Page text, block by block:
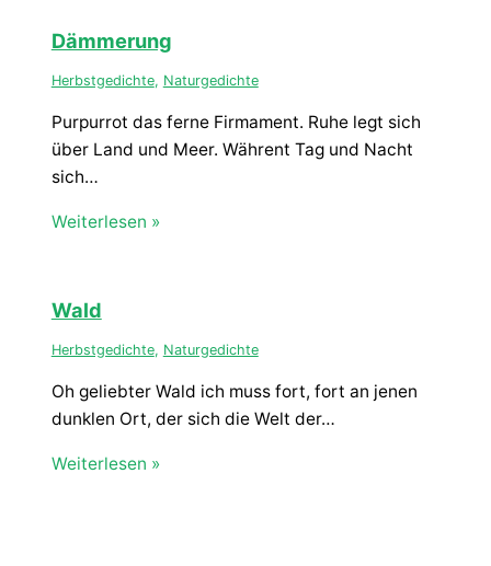
Dämmerung
Herbstgedichte, Naturgedichte
Purpurrot das ferne Firmament. Ruhe legt sich
über Land und Meer. Währent Tag und Nacht
sich…
Weiterlesen »
Wald
Herbstgedichte, Naturgedichte
Oh geliebter Wald ich muss fort, fort an jenen
dunklen Ort, der sich die Welt der…
Weiterlesen »